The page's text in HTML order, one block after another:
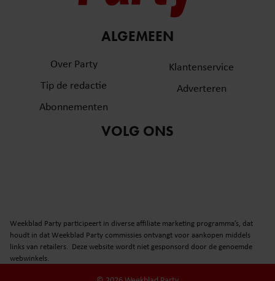
ALGEMEEN
Over Party
Tip de redactie
Abonnementen
Klantenservice
Adverteren
VOLG ONS
Weekblad Party participeert in diverse affiliate marketing programma’s, dat
houdt in dat Weekblad Party commissies ontvangt voor aankopen middels
links van retailers. Deze website wordt niet gesponsord door de genoemde
webwinkels.